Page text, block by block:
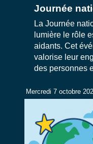
Journée
La Journée
lumière le rôle
aidants. Cet
valorise leur
des personnes
Mercredi 7 octobre